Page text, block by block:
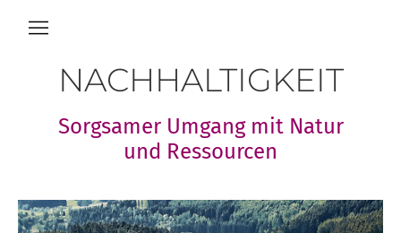
NACHHALTIGKEIT
Sorgsamer Umgang mit Natur
und Ressourcen